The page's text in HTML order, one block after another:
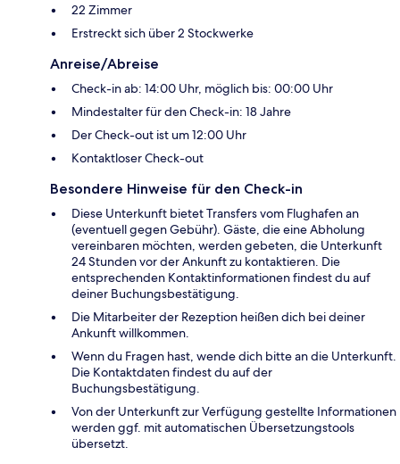
22 Zimmer
Erstreckt sich über 2 Stockwerke
Anreise/Abreise
Check-in ab: 14:00 Uhr, möglich bis: 00:00 Uhr
Mindestalter für den Check-in: 18 Jahre
Der Check-out ist um 12:00 Uhr
Kontaktloser Check-out
Besondere Hinweise für den Check-in
Diese Unterkunft bietet Transfers vom Flughafen an
(eventuell gegen Gebühr). Gäste, die eine Abholung
vereinbaren möchten, werden gebeten, die Unterkunft
24 Stunden vor der Ankunft zu kontaktieren. Die
entsprechenden Kontaktinformationen findest du auf
deiner Buchungsbestätigung.
Die Mitarbeiter der Rezeption heißen dich bei deiner
Ankunft willkommen.
Wenn du Fragen hast, wende dich bitte an die Unterkunft.
Die Kontaktdaten findest du auf der
Buchungsbestätigung.
Von der Unterkunft zur Verfügung gestellte Informationen
werden ggf. mit automatischen Übersetzungstools
übersetzt.